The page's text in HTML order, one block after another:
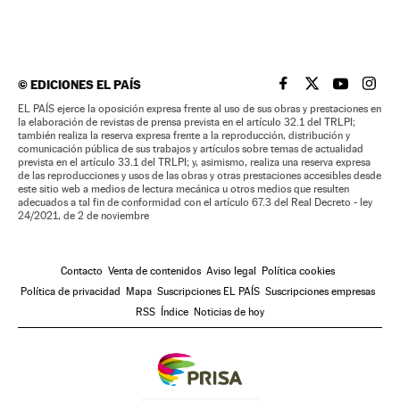
©EDICIONES EL PAÍS EL PAÍS BRASIL EN
EL PAÍSEL PAÍS
EL
EL PAÍS ejerce la oposición expresa frente al uso de sus obras y prestaciones en
la elaboración de revistas de prensa prevista en el artículo 32.1 del TRLPI;
también realiza la reserva expresa frente a la reproducción, distribución y
comunicación pública de sus trabajos y artículos sobre temas de actualidad
prevista en el artículo 33.1 del TRLPI; y, asimismo, realiza una reserva expresa
de las reproducciones y usos de las obras y otras prestaciones accesibles desde
este sitio web a medios de lectura mecánica u otros medios que resulten
adecuados a tal fin de conformidad con el artículo 67.3 del Real Decreto - ley
24/2021, de 2 de noviembre
Contacto Venta de contenidos Aviso legal Política cookies
Política de privacidad Mapa Suscripciones EL PAÍS Suscripciones empresas
RSS Índice Noticias de hoy